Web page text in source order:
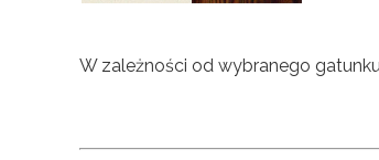
W zależności od wybranego